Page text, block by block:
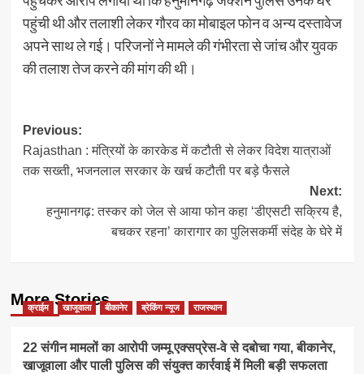
पहुंची थी और तलाशी लेकर गौरव का मोबाइल फोन व अन्य दस्तावेज
अपने साथ ले गई। परिजनों ने मामले की गंभीरता से जांच और युवक
की तलाश तेज करने की मांग की थी।
Post
navigation
Previous:
Rajasthan : मंत्रियों के कारकेड में कटौती से लेकर विदेश यात्राओं
तक सख्ती, भजनलाल सरकार के खर्च कटौती पर बड़े फैसले
Next:
हनुमानगढ़: तस्कर को जेल से आया फोन कहा ‘डीएसटी सक्रिय है,
बचकर रहना’ कारागार का पुलिसकर्मी संदेह के घेरे में
More Stories
क्राईम खाजूवाला बीकानेर ब्रेकिंग न्यूज राजस्थान
22 संगीन मामलों का आरोपी जम्मू एक्सप्रेस-वे से दबोचा गया, बीकानेर,
खाजूवाला और पाली पुलिस की संयुक्त कार्रवाई में मिली बड़ी सफलता